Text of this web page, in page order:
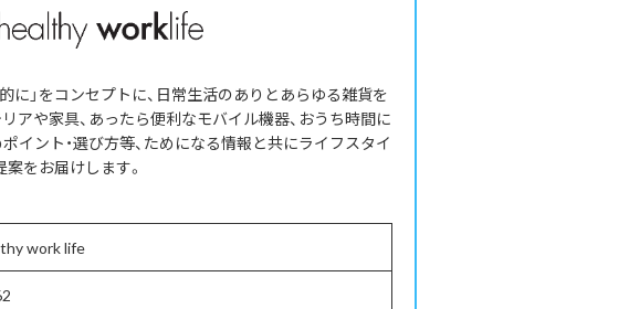
に」をコンセプトに、日常生活のありとあらゆる雑貨を
アや家具、あったら便利なモバイル機器、おうち時間に
イント・選び方等、ためになる情報と共にライフスタイ
案をお届けします。
work life